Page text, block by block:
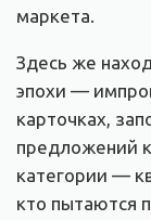
маркета.
Здесь же
эпохи —
карточках,
предложений
категории —
кто пытаются